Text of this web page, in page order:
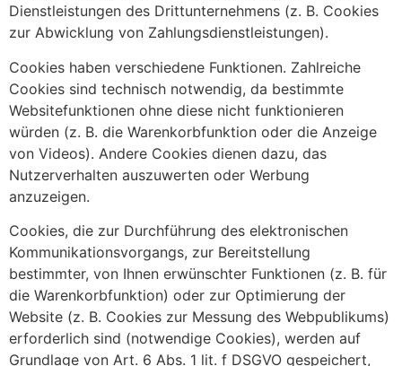
Dienstleistungen des Drittunternehmens (z. B. Cookies
zur Abwicklung von Zahlungsdienstleistungen).
Cookies haben verschiedene Funktionen. Zahlreiche
Cookies sind technisch notwendig, da bestimmte
Websitefunktionen ohne diese nicht funktionieren
würden (z. B. die Warenkorbfunktion oder die Anzeige
von Videos). Andere Cookies dienen dazu, das
Nutzerverhalten auszuwerten oder Werbung
anzuzeigen.
Cookies, die zur Durchführung des elektronischen
Kommunikationsvorgangs, zur Bereitstellung
bestimmter, von Ihnen erwünschter Funktionen (z. B. für
die Warenkorbfunktion) oder zur Optimierung der
Website (z. B. Cookies zur Messung des Webpublikums)
erforderlich sind (notwendige Cookies), werden auf
Grundlage von Art. 6 Abs. 1 lit. f DSGVO gespeichert,